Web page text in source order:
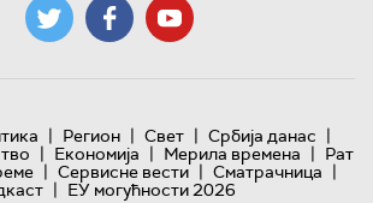
| Регион | Свет | Србија данас |
| Економија | Мерила времена | Рат
| Сервисне вести | Сматрачница |
| ЕУ могућности 2026